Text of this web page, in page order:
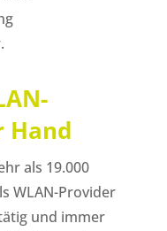
Hand
als 19.000
WLAN-Provider
und immer